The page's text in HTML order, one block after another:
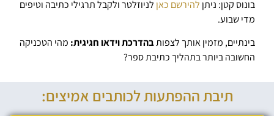
בונוס קטן: ניתן להירשם כאן לניוזלטר ולקבל תרגילי כתיבה וטיפים
מדי שבוע.
בינתיים, מזמין אותך לצפותבהדרכת וידאו חגיגית: מהי הטכניקה
החשובה ביותר בתהליך כתיבת ספר?
תיבת ההפתעות לכותבים אמיצים: